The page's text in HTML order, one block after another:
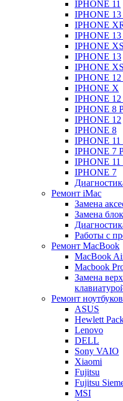
IPHONE 11
IPHONE 13
IPHONE
IPHONE
IPHONE
IPHONE 13
IPHONE XS
IPHONE 12
IPHONE X
IPHONE 12
IPHONE 8
IPHONE 12
IPHONE 8
IPHONE 11
IPHONE 7
IPHONE 11
IPHONE 7
Ремонт iMac
Замена
Замена
Работы с
Ремонт MacBook
MacBook
Macbook
Замена
Ремонт ноутбуков
ASUS
Hewlett
Lenovo
DELL
Sony VAIO
Xiaomi
Fujitsu
Fujitsu
MSI